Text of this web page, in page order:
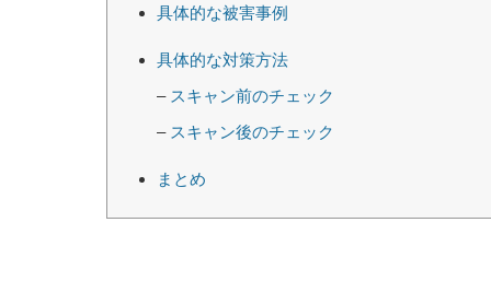
具体的な被害事例
具体的な対策方法
– スキャン前のチェック
– スキャン後のチェック
まとめ